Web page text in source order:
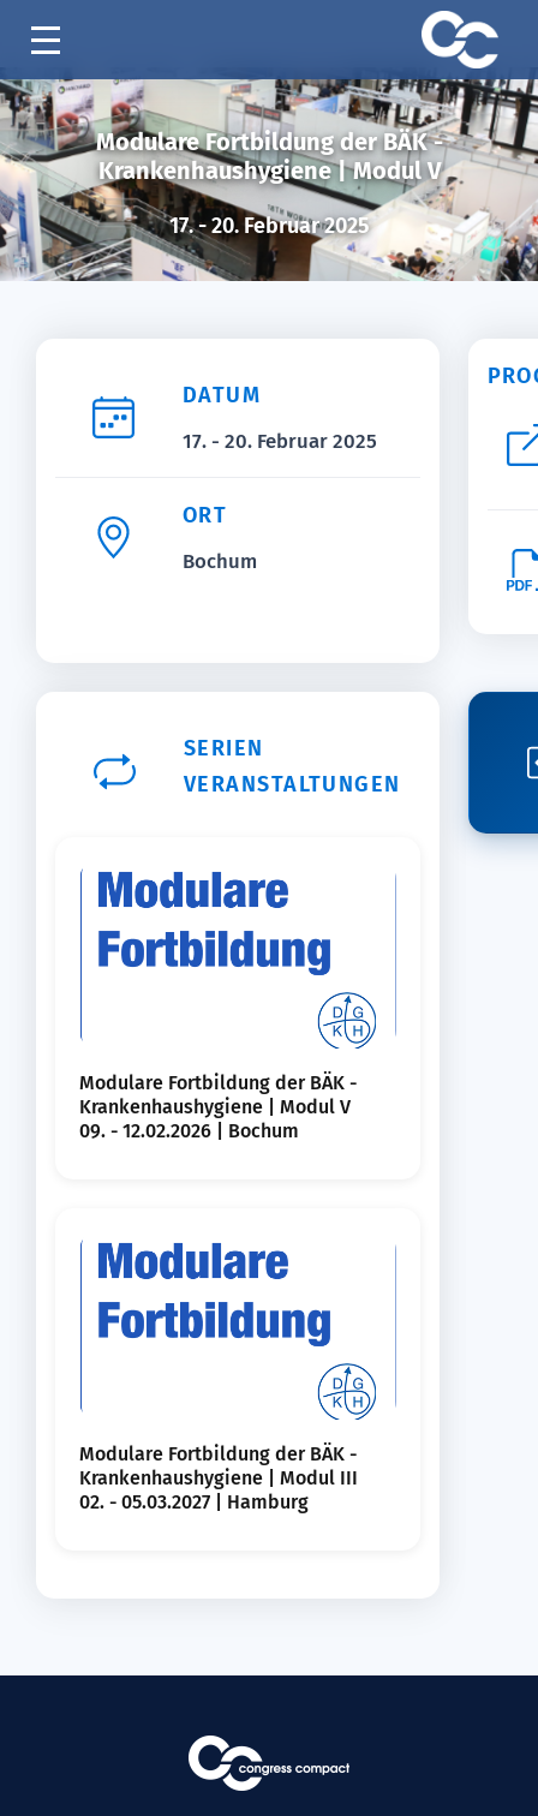
Modulare Fortbildung der BÄK -
Krankenhaushygiene | Modul V
17. - 20. Februar 2025
DATUM
17. - 20. Februar 2025
ORT
Bochum
SERIEN
VERANSTALTUNGEN
Modulare Fortbildung der BÄK -
Krankenhaushygiene | Modul V
09. - 12.02.2026 | Bochum
Modulare Fortbildung der BÄK -
Krankenhaushygiene | Modul III
02. - 05.03.2027 | Hamburg